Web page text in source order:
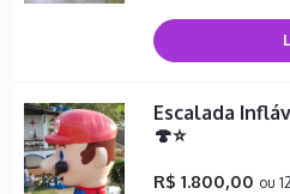
Escalada
🍄⭐
R$ 1.800,00 ou